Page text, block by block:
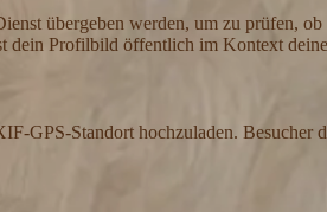
übergeben werden, um zu prüfen,
dein Profilbild öffentlich im Kontext
GPS-Standort hochzuladen. Besucher